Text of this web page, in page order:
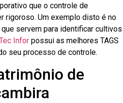
que o controle de
rigoroso. Um exemplo disto é no
servem para identificar cultivos
Infor possui as melhores TAGS
seu processo de controle.
de